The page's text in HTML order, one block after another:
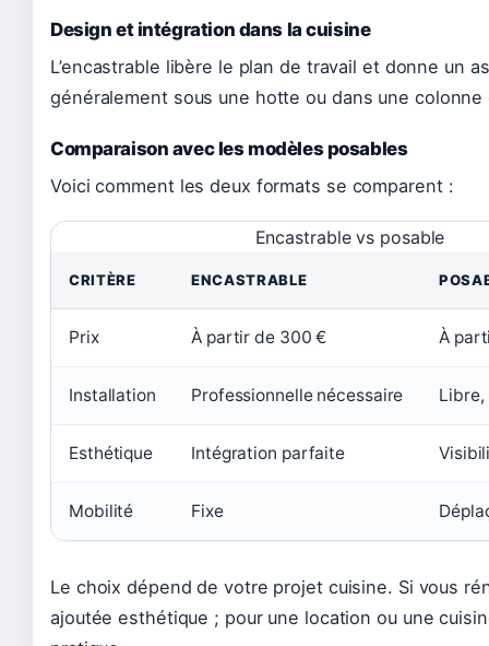
Design et intégration dans la cuisine
L’encastrable libère le plan de travail et donne un
généralement sous une hotte ou dans une colonne
Comparaison avec les modèles posables
Voici comment les deux formats se comparent :
Encastrable vs posable
CRITÈRE ENCASTRABLE
Prix À partir de 300 € À
Installation Professionnelle nécessaire Libre,
Esthétique Intégration parfaite
Mobilité Fixe
Le choix dépend de votre projet cuisine. Si vous
ajoutée esthétique ; pour une location ou une